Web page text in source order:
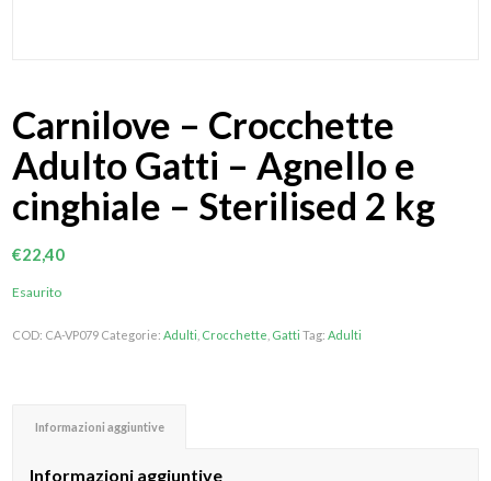
Carnilove – Crocchette
Adulto Gatti – Agnello e
cinghiale – Sterilised 2 kg
€22,40
Esaurito
COD: CA-VP079 Categorie:Adulti Crocchette Gatti Tag:Adulti
Informazioni aggiuntive
Informazioni aggiuntive